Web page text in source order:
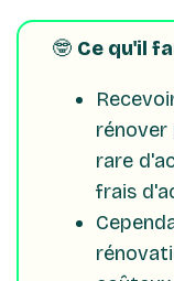
🤓 Ce qu'il
rare
frais